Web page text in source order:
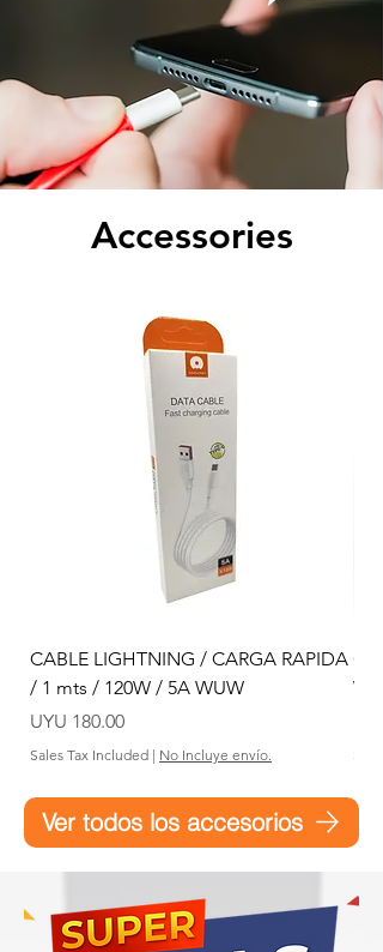
​Accessories
CABLE LIGHTNING / CARGA RAPIDA
/ 1 mts / 120W / 5A WUW
Price
UYU 180.00
Sales Tax Included | No Incluye envío.
Ver todos los accesorios